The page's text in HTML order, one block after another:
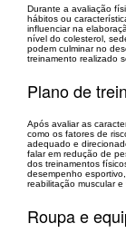
Durante a avaliação
hábitos ou
influenciar na
nível do colesterol,
podem culminar no
treinamento realizado
Plano de
Após avaliar as
como os fatores de
adequado e
falar em redução de
dos treinamentos
desempenho
reabilitação muscular e
Roupa e